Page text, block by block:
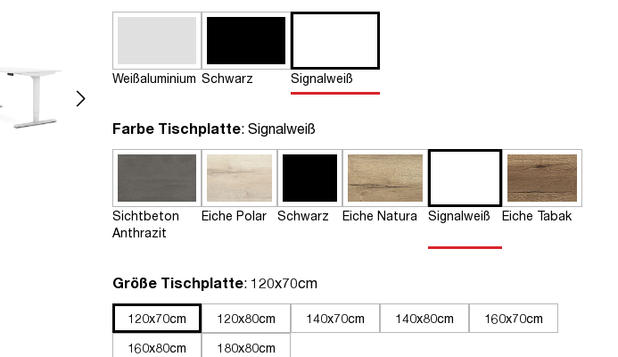
Weißaluminium Schwarz Signalweiß
Farbe Tischplatteauswählen
: Signalweiß
Sichtbeton
Anthrazit
Eiche Polar Schwarz Eiche Natura Signalweiß Eiche Tabak
Größe Tischplatteauswählen
: 120x70cm
120x70cm 120x80cm 140x70cm 140x80cm
160x70cm
160x80cm
180x80cm